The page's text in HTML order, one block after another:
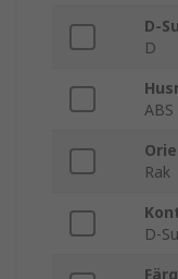
D-
D
ABS
Rak
D-
Färg